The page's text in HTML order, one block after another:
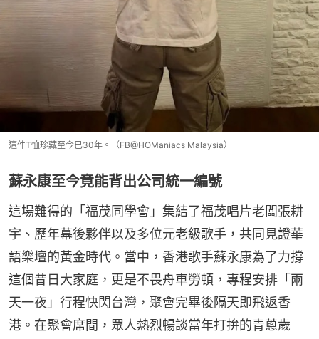
這件T恤珍藏至今已30年。（FB@HOManiacs Malaysia）
蘇永康至今竟能背出公司統一編號
這場難得的「福茂同學會」集結了福茂唱片老闆張耕
宇、歷年幕後夥伴以及多位元老級歌手，共同見證華
語樂壇的黃金時代。當中，香港歌手蘇永康為了力撐
這個昔日大家庭，更是不畏舟車勞頓，專程安排「兩
天一夜」行程快閃台灣，聚會完畢後隔天即飛返香
港。在聚會席間，眾人熱烈暢談當年打拚的青蔥歲